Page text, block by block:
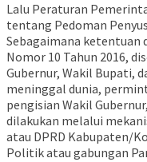
Lalu Peraturan
tentang Pedoman
Sebagaimana ketentuan
Nomor 10 Tahun 2016,
Gubernur, Wakil Bupati,
meninggal dunia,
pengisian Wakil
dilakukan melalui
atau DPRD Kabupaten/
Politik atau gabungan